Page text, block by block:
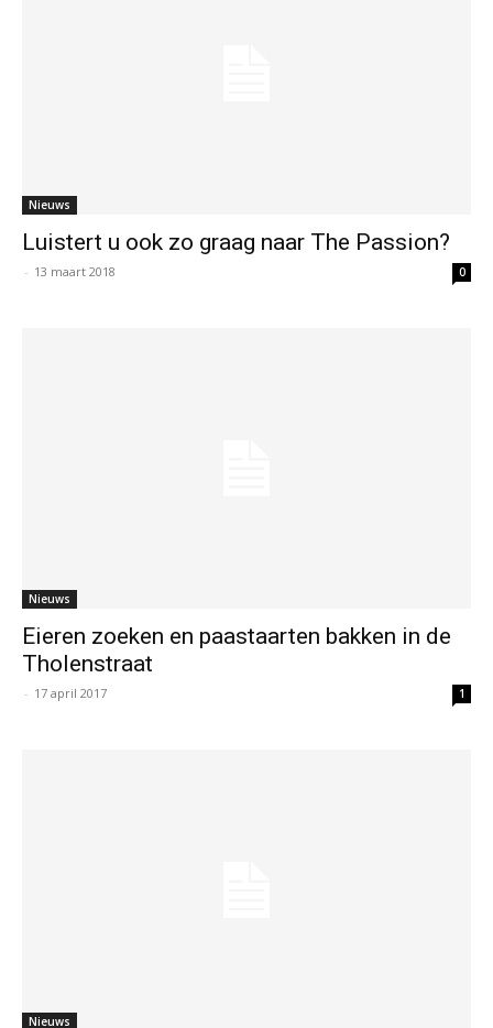
Nieuws
Luistert u ook zo graag naar The Passion?
- 13 maart 2018 0
Nieuws
Eieren zoeken en paastaarten bakken in de
Tholenstraat
- 17 april 2017 1
Nieuws